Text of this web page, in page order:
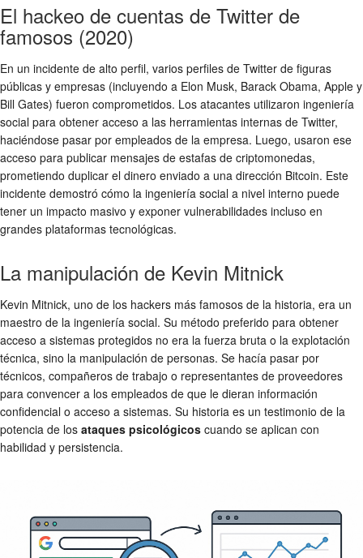
El hackeo de cuentas de Twitter de
famosos (2020)
En un incidente de alto perfil, varios perfiles de Twitter de figuras
públicas y empresas (incluyendo a Elon Musk, Barack Obama, Apple y
Bill Gates) fueron comprometidos. Los atacantes utilizaron ingeniería
social para obtener acceso a las herramientas internas de Twitter,
haciéndose pasar por empleados de la empresa. Luego, usaron ese
acceso para publicar mensajes de estafas de criptomonedas,
prometiendo duplicar el dinero enviado a una dirección Bitcoin. Este
incidente demostró cómo la ingeniería social a nivel interno puede
tener un impacto masivo y exponer vulnerabilidades incluso en
grandes plataformas tecnológicas.
La manipulación de Kevin Mitnick
Kevin Mitnick, uno de los hackers más famosos de la historia, era un
maestro de la ingeniería social. Su método preferido para obtener
acceso a sistemas protegidos no era la fuerza bruta o la explotación
técnica, sino la manipulación de personas. Se hacía pasar por
técnicos, compañeros de trabajo o representantes de proveedores
para convencer a los empleados de que le dieran información
confidencial o acceso a sistemas. Su historia es un testimonio de la
potencia de los ataques psicológicos cuando se aplican con
habilidad y persistencia.